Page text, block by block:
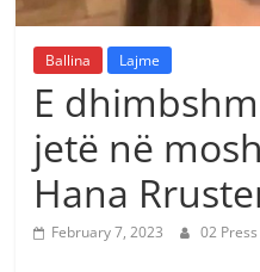
Ballina Lajme
E
jetë në
Hana
February 7, 2023 02 Press